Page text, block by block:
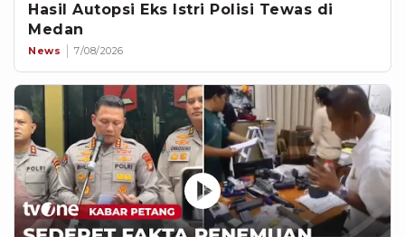
Hasil Autopsi Eks Istri Polisi Tewas di
Medan
News 7/08/2026